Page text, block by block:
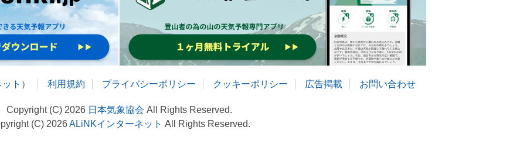
ト ） 利用規約 プライバシーポリシー クッキーポリシー 広告掲載 お問い合わせ
Copyright (C) 2026 日本気象協会 All Rights Reserved.
(C) 2026ALiNKインターネット All Rights Reserved.